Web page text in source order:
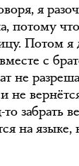
я
потому
Потом
с
не
не
забрать
на